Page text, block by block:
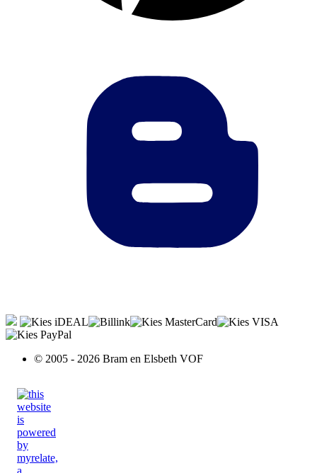
© 2005 - 2026 Bram en Elsbeth VOF